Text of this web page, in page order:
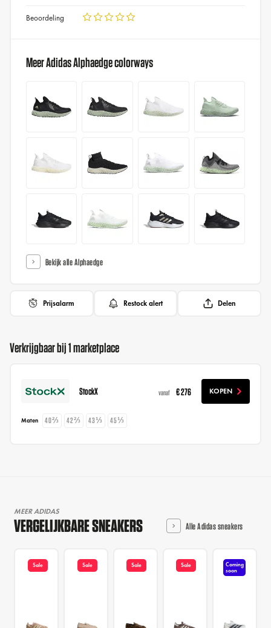
Beoordeling
Meer Adidas Alphaedge colorways
Bekijk alle Alphaedge
Prijsalarm Restock alert Delen
Verkrijgbaar bij 1 marketplace
StockX vanaf € 276 KOPEN
Maten 40⅔ 42⅔ 43⅓ 45⅓
MEER ADIDAS
VERGELIJKBARE SNEAKERS Alle Adidas sneakers
Sale Sale Sale Sale
Coming
soon